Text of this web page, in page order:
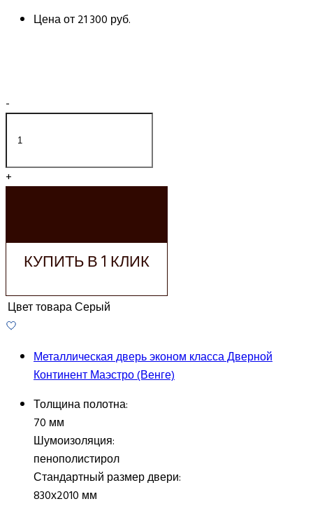
Цена от21 300 руб.
-
+
КУПИТЬ В 1 КЛИК
Цвет товараСерый
Металлическая дверь эконом класса Дверной
Континент Маэстро (Венге)
Толщина полотна:
70 мм
Шумоизоляция:
пенополистирол
Стандартный размер двери:
830х2010 мм